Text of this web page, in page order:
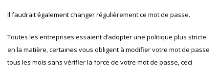
Il faudrait également changer régulièrement ce mot de passe.
Toutes les entreprises essaient d’adopter une politique plus stricte
en la matière, certaines vous obligent à modifier votre mot de passe
tous les mois sans vérifier la force de votre mot de passe, ceci